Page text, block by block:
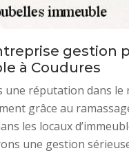
gestion
à Coudures
une réputation dans le
grâce au
les locaux
une gestion